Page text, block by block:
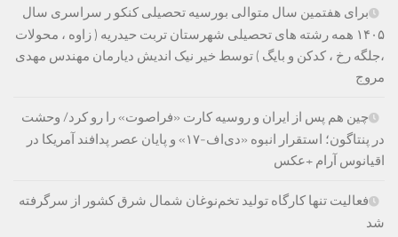
برای هفتمین سال متوالی بورسیه تحصیلی کنکو ر سراسری سال
۱۴۰۵ همه رشته های تحصیلی شهرستان تربت حیدریه ( زاوه ، محولات
،جلگه رخ ، کدکن و بایگ ) توسط خیر نیک اندیش دیارمان مهندس مهدی
مروج
چین هم پس از ایران و روسیه کارت «فراصوت» را رو کرد/ وحشت
در پنتاگون؛ استقرار انبوه «دی‌اف‑۱۷» و پایان عصر پدافند آمریکا در
اقیانوس آرام +عکس
فعالیت تنها کارگاه تولید تخم‌نوغان شمال شرق کشور از سرگرفته
شد